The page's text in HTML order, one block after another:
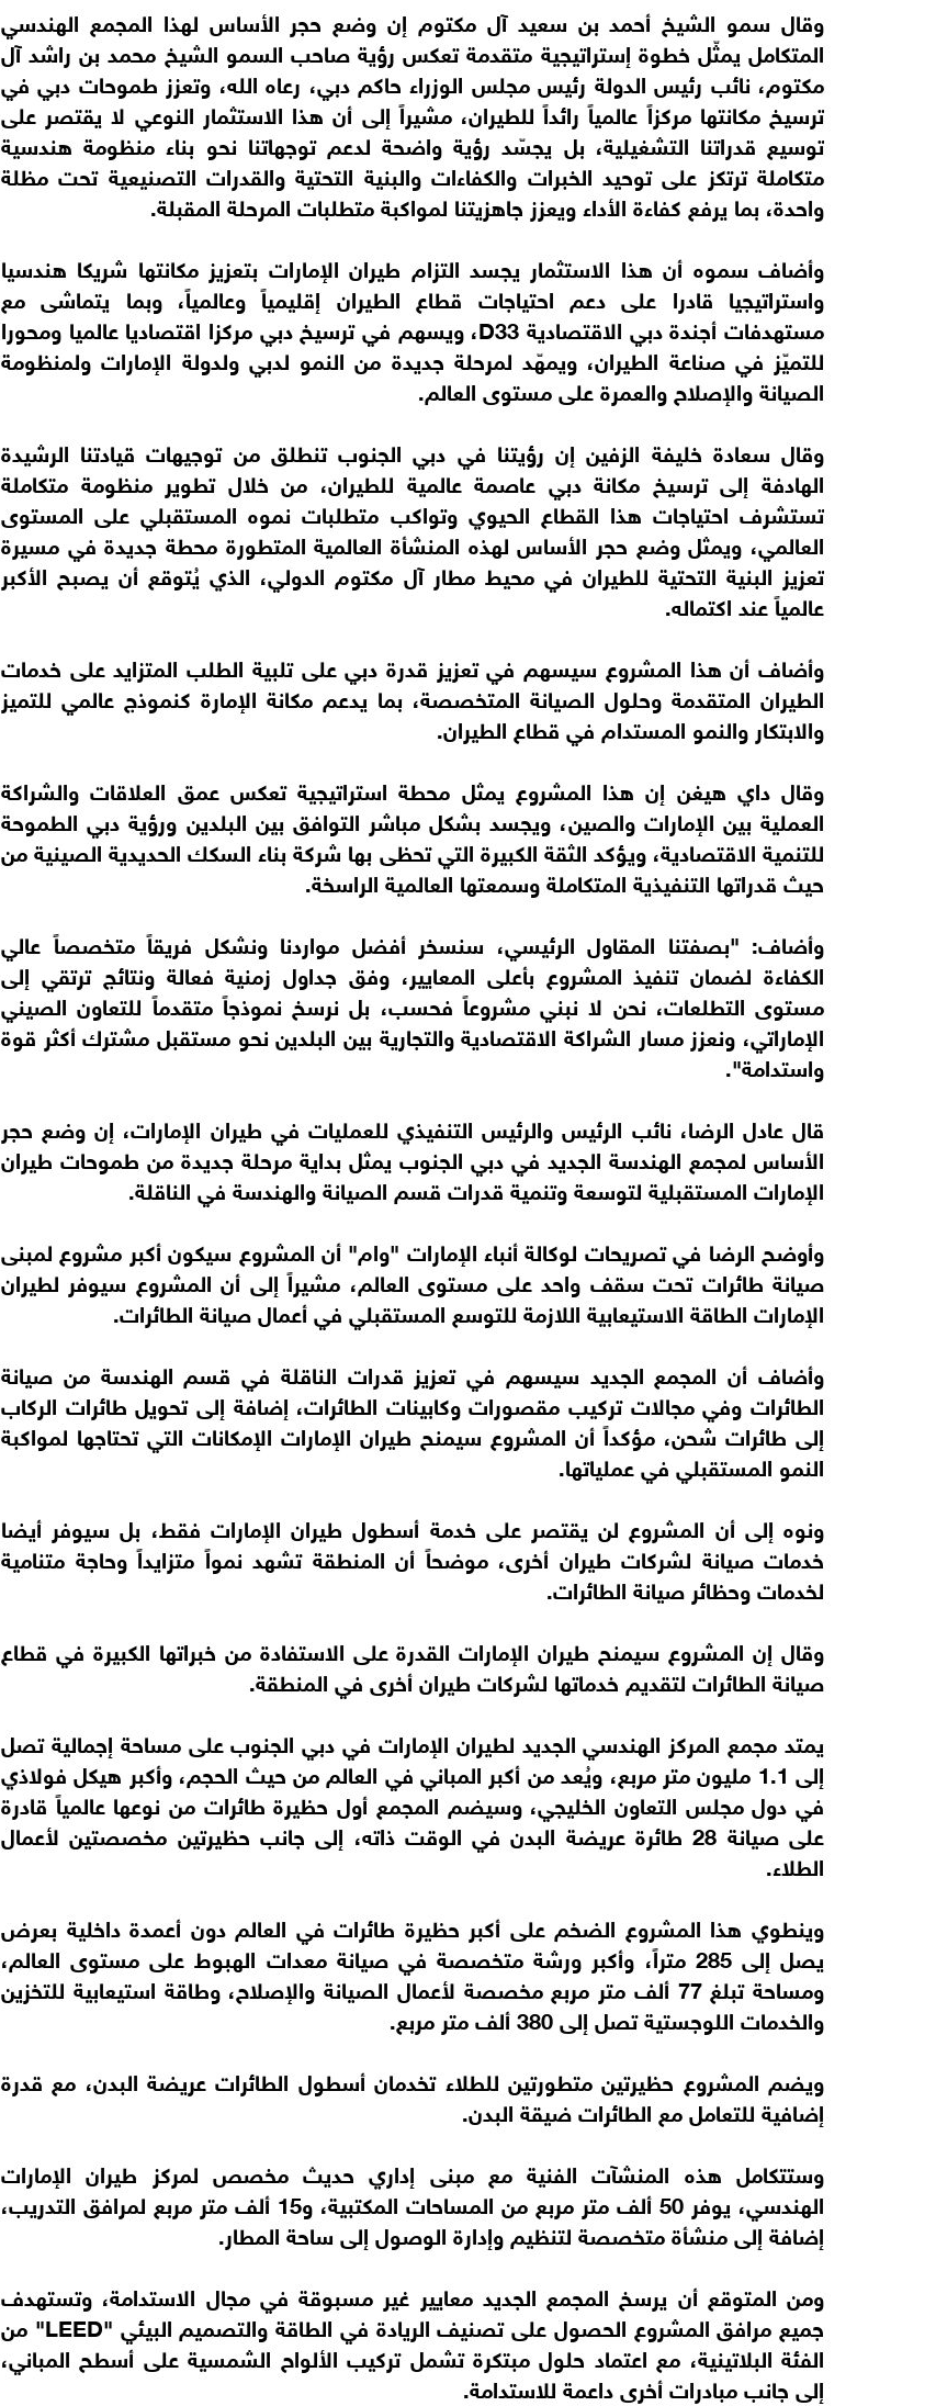
وقال سمو الشيخ أحمد بن سعيد آل مكتوم إن وضع حجر الأساس لهذا المجمع الهندسي
المتكامل يمثّل خطوة إستراتيجية متقدمة تعكس رؤية صاحب السمو الشيخ محمد بن راشد آل
مكتوم، نائب رئيس الدولة رئيس مجلس الوزراء حاكم دبي، رعاه الله، وتعزز طموحات دبي في
ترسيخ مكانتها مركزاً عالمياً رائداً للطيران، مشيراً إلى أن هذا الاستثمار النوعي لا يقتصر على
توسيع قدراتنا التشغيلية، بل يجسّد رؤية واضحة لدعم توجهاتنا نحو بناء منظومة هندسية
متكاملة ترتكز على توحيد الخبرات والكفاءات والبنية التحتية والقدرات التصنيعية تحت مظلة
واحدة، بما يرفع كفاءة الأداء ويعزز جاهزيتنا لمواكبة متطلبات المرحلة المقبلة.
وأضاف سموه أن هذا الاستثمار يجسد التزام طيران الإمارات بتعزيز مكانتها شريكا هندسيا
واستراتيجيا قادرا على دعم احتياجات قطاع الطيران إقليمياً وعالمياً، وبما يتماشى مع
مستهدفات أجندة دبي الاقتصادية D33، ويسهم في ترسيخ دبي مركزا اقتصاديا عالميا ومحورا
للتميّز في صناعة الطيران، ويمهّد لمرحلة جديدة من النمو لدبي ولدولة الإمارات ولمنظومة
الصيانة والإصلاح والعمرة على مستوى العالم.
وقال سعادة خليفة الزفين إن رؤيتنا في دبي الجنوب تنطلق من توجيهات قيادتنا الرشيدة
الهادفة إلى ترسيخ مكانة دبي عاصمة عالمية للطيران، من خلال تطوير منظومة متكاملة
تستشرف احتياجات هذا القطاع الحيوي وتواكب متطلبات نموه المستقبلي على المستوى
العالمي، ويمثل وضع حجر الأساس لهذه المنشأة العالمية المتطورة محطة جديدة في مسيرة
تعزيز البنية التحتية للطيران في محيط مطار آل مكتوم الدولي، الذي يُتوقع أن يصبح الأكبر
عالمياً عند اكتماله.
وأضاف أن هذا المشروع سيسهم في تعزيز قدرة دبي على تلبية الطلب المتزايد على خدمات
الطيران المتقدمة وحلول الصيانة المتخصصة، بما يدعم مكانة الإمارة كنموذج عالمي للتميز
والابتكار والنمو المستدام في قطاع الطيران.
وقال داي هيغن إن هذا المشروع يمثل محطة استراتيجية تعكس عمق العلاقات والشراكة
العملية بين الإمارات والصين، ويجسد بشكل مباشر التوافق بين البلدين ورؤية دبي الطموحة
للتنمية الاقتصادية، ويؤكد الثقة الكبيرة التي تحظى بها شركة بناء السكك الحديدية الصينية من
حيث قدراتها التنفيذية المتكاملة وسمعتها العالمية الراسخة.
وأضاف: "بصفتنا المقاول الرئيسي، سنسخر أفضل مواردنا ونشكل فريقاً متخصصاً عالي
الكفاءة لضمان تنفيذ المشروع بأعلى المعايير، وفق جداول زمنية فعالة ونتائج ترتقي إلى
مستوى التطلعات، نحن لا نبني مشروعاً فحسب، بل نرسخ نموذجاً متقدماً للتعاون الصيني
الإماراتي، ونعزز مسار الشراكة الاقتصادية والتجارية بين البلدين نحو مستقبل مشترك أكثر قوة
واستدامة".
قال عادل الرضا، نائب الرئيس والرئيس التنفيذي للعمليات في طيران الإمارات، إن وضع حجر
الأساس لمجمع الهندسة الجديد في دبي الجنوب يمثل بداية مرحلة جديدة من طموحات طيران
الإمارات المستقبلية لتوسعة وتنمية قدرات قسم الصيانة والهندسة في الناقلة.
وأوضح الرضا في تصريحات لوكالة أنباء الإمارات "وام" أن المشروع سيكون أكبر مشروع لمبنى
صيانة طائرات تحت سقف واحد على مستوى العالم، مشيراً إلى أن المشروع سيوفر لطيران
الإمارات الطاقة الاستيعابية اللازمة للتوسع المستقبلي في أعمال صيانة الطائرات.
وأضاف أن المجمع الجديد سيسهم في تعزيز قدرات الناقلة في قسم الهندسة من صيانة
الطائرات وفي مجالات تركيب مقصورات وكابينات الطائرات، إضافة إلى تحويل طائرات الركاب
إلى طائرات شحن، مؤكداً أن المشروع سيمنح طيران الإمارات الإمكانات التي تحتاجها لمواكبة
النمو المستقبلي في عملياتها.
ونوه إلى أن المشروع لن يقتصر على خدمة أسطول طيران الإمارات فقط، بل سيوفر أيضا
خدمات صيانة لشركات طيران أخرى، موضحاً أن المنطقة تشهد نمواً متزايداً وحاجة متنامية
لخدمات وحظائر صيانة الطائرات.
وقال إن المشروع سيمنح طيران الإمارات القدرة على الاستفادة من خبراتها الكبيرة في قطاع
صيانة الطائرات لتقديم خدماتها لشركات طيران أخرى في المنطقة.
يمتد مجمع المركز الهندسي الجديد لطيران الإمارات في دبي الجنوب على مساحة إجمالية تصل
إلى 1.1 مليون متر مربع، ويُعد من أكبر المباني في العالم من حيث الحجم، وأكبر هيكل فولاذي
في دول مجلس التعاون الخليجي، وسيضم المجمع أول حظيرة طائرات من نوعها عالمياً قادرة
على صيانة 28 طائرة عريضة البدن في الوقت ذاته، إلى جانب حظيرتين مخصصتين لأعمال
الطلاء.
وينطوي هذا المشروع الضخم على أكبر حظيرة طائرات في العالم دون أعمدة داخلية بعرض
يصل إلى 285 متراً، وأكبر ورشة متخصصة في صيانة معدات الهبوط على مستوى العالم،
ومساحة تبلغ 77 ألف متر مربع مخصصة لأعمال الصيانة والإصلاح، وطاقة استيعابية للتخزين
والخدمات اللوجستية تصل إلى 380 ألف متر مربع.
ويضم المشروع حظيرتين متطورتين للطلاء تخدمان أسطول الطائرات عريضة البدن، مع قدرة
إضافية للتعامل مع الطائرات ضيقة البدن.
وستتكامل هذه المنشآت الفنية مع مبنى إداري حديث مخصص لمركز طيران الإمارات
الهندسي، يوفر 50 ألف متر مربع من المساحات المكتبية، و15 ألف متر مربع لمرافق التدريب،
إضافة إلى منشأة متخصصة لتنظيم وإدارة الوصول إلى ساحة المطار.
ومن المتوقع أن يرسخ المجمع الجديد معايير غير مسبوقة في مجال الاستدامة، وتستهدف
جميع مرافق المشروع الحصول على تصنيف الريادة في الطاقة والتصميم البيئي "LEED" من
الفئة البلاتينية، مع اعتماد حلول مبتكرة تشمل تركيب الألواح الشمسية على أسطح المباني،
إلى جانب مبادرات أخرى داعمة للاستدامة.